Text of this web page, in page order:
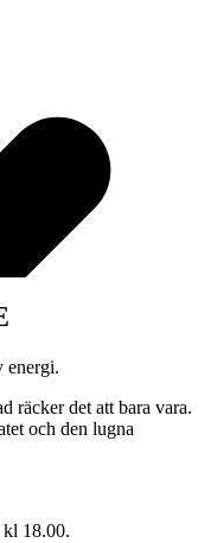
energi.
räcker det att bara vara.
och den lugna
kl 18.00.